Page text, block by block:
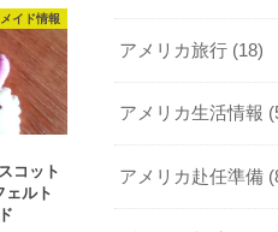
イド情報
コット
ェルト
アメリカ旅行 (18)
アメリカ生活情報
アメリカ赴任準備